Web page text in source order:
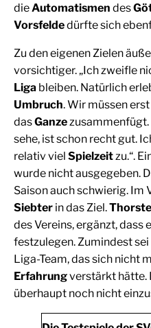
dieAutomatismen des
Vorsfeldedürfte sich
Zu den eigenen Zielen
vorsichtiger. „Ich zweifle
Liga bleiben. Natürlich
Umbruch. Wir müssen
dasGanzezusammenfügt.
sehe, ist schon recht gut.
relativ viel Spielzeitzu.“.
wurde nicht ausgegeben.
Saison auch schwierig. Im
Siebter in das Ziel.
des Vereins, ergänzt, dass
festzulegen. Zumindest sei
Liga-Team, das sich nicht
Erfahrungverstärkt hätte.
überhaupt noch nicht